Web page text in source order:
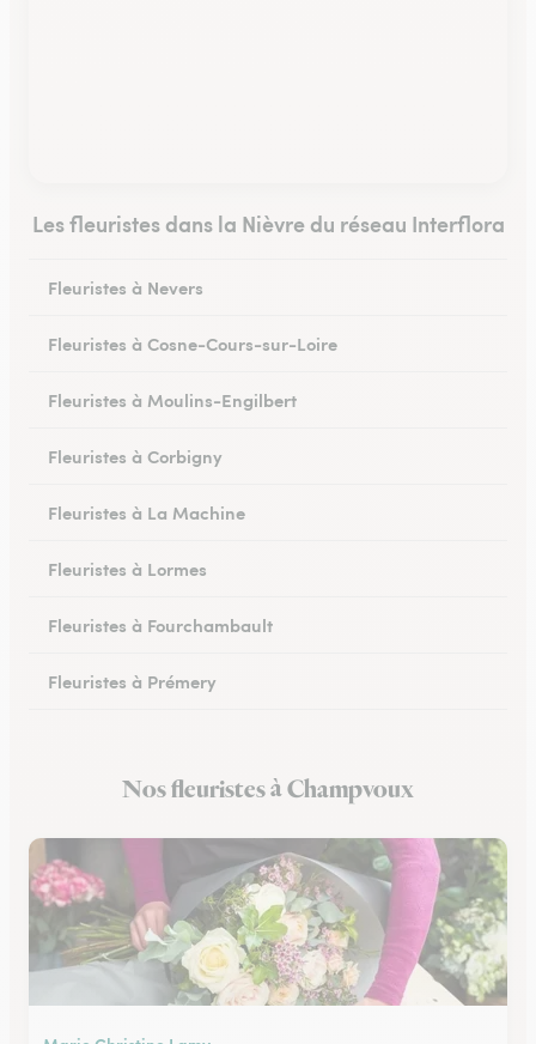
Les fleuristes dans la Nièvre du réseau Interflora
Fleuristes à Nevers
Fleuristes à Cosne-Cours-sur-Loire
Fleuristes à Moulins-Engilbert
Fleuristes à Corbigny
Fleuristes à La Machine
Fleuristes à Lormes
Fleuristes à Fourchambault
Fleuristes à Prémery
Fleuristes à Saint-Parize-le-Châtel
Nos fleuristes à Champvoux